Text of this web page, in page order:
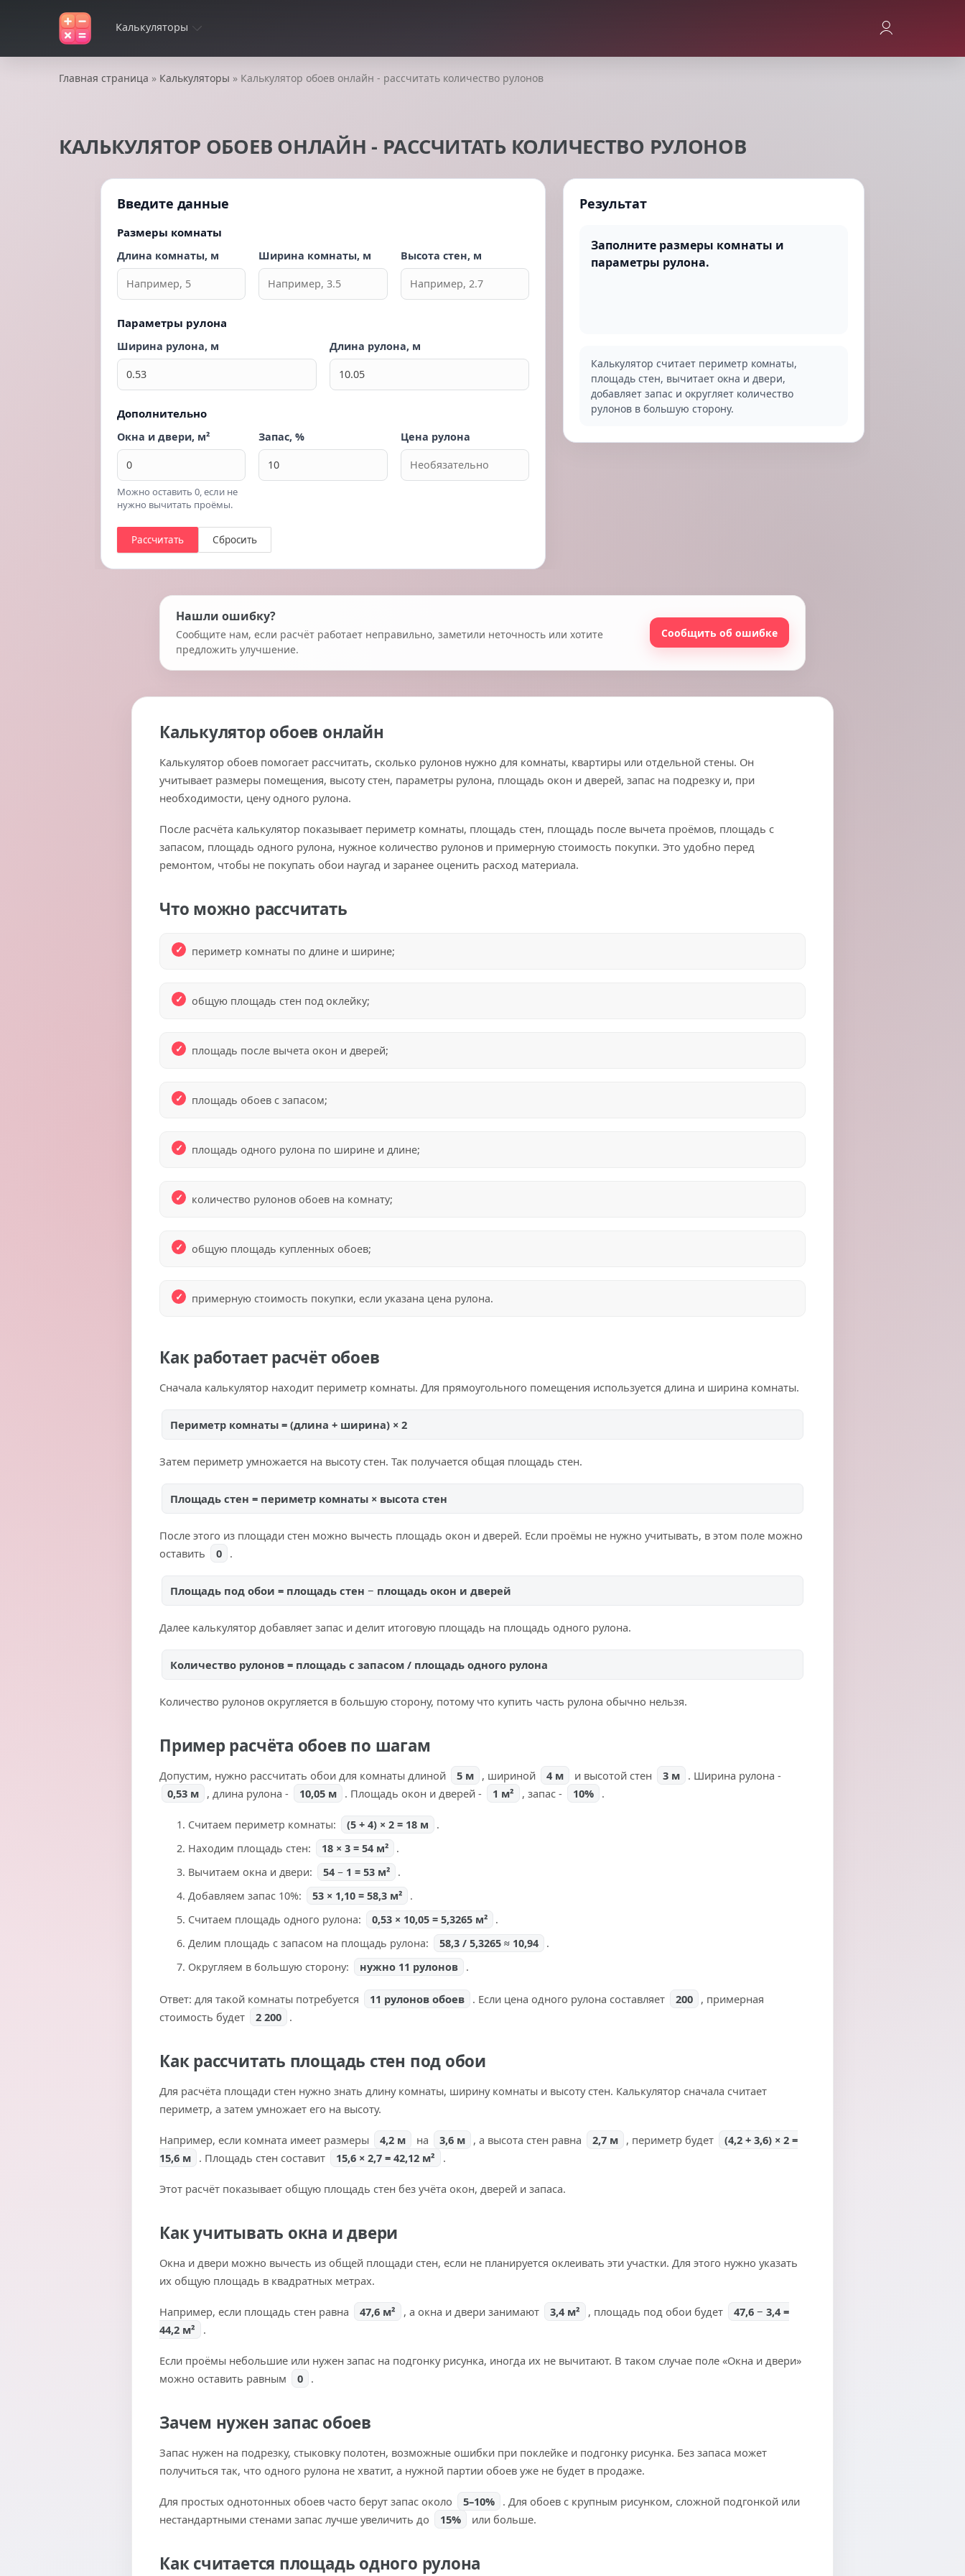
Калькуляторы
Главная страница » Калькуляторы » Калькулятор обоев онлайн - рассчитать количество рулонов
КАЛЬКУЛЯТОР ОБОЕВ ОНЛАЙН - РАССЧИТАТЬ КОЛИЧЕСТВО РУЛОНОВ
Введите данные
Размеры комнаты
Длина комнаты, м Ширина комнаты, м Высота стен, м
Параметры рулона
Ширина рулона, м Длина рулона, м
Дополнительно
Окна и двери, м²
Можно оставить 0, если не
нужно вычитать проёмы.
Запас, % Цена рулона
Рассчитать Сбросить
Результат
Заполните размеры комнаты и
параметры рулона.
Калькулятор считает периметр комнаты,
площадь стен, вычитает окна и двери,
добавляет запас и округляет количество
рулонов в большую сторону.
Нашли ошибку?
Сообщите нам, если расчёт работает неправильно, заметили неточность или хотите
предложить улучшение.
Сообщить об ошибке
Калькулятор обоев онлайн
Калькулятор обоев помогает рассчитать, сколько рулонов нужно для комнаты, квартиры или отдельной стены. Он
учитывает размеры помещения, высоту стен, параметры рулона, площадь окон и дверей, запас на подрезку и, при
необходимости, цену одного рулона.
После расчёта калькулятор показывает периметр комнаты, площадь стен, площадь после вычета проёмов, площадь с
запасом, площадь одного рулона, нужное количество рулонов и примерную стоимость покупки. Это удобно перед
ремонтом, чтобы не покупать обои наугад и заранее оценить расход материала.
Что можно рассчитать
периметр комнаты по длине и ширине;
общую площадь стен под оклейку;
площадь после вычета окон и дверей;
площадь обоев с запасом;
площадь одного рулона по ширине и длине;
количество рулонов обоев на комнату;
общую площадь купленных обоев;
примерную стоимость покупки, если указана цена рулона.
Как работает расчёт обоев
Сначала калькулятор находит периметр комнаты. Для прямоугольного помещения используется длина и ширина комнаты.
Периметр комнаты = (длина + ширина) × 2
Затем периметр умножается на высоту стен. Так получается общая площадь стен.
Площадь стен = периметр комнаты × высота стен
После этого из площади стен можно вычесть площадь окон и дверей. Если проёмы не нужно учитывать, в этом поле можно
оставить
0 .
Площадь под обои = площадь стен − площадь окон и дверей
Далее калькулятор добавляет запас и делит итоговую площадь на площадь одного рулона.
Количество рулонов = площадь с запасом / площадь одного рулона
Количество рулонов округляется в большую сторону, потому что купить часть рулона обычно нельзя.
Пример расчёта обоев по шагам
Допустим, нужно рассчитать обои для комнаты длиной 5 м , шириной 4 м и высотой стен 3 м . Ширина рулона -
0,53 м , длина рулона - 10,05 м . Площадь окон и дверей - 1 м² , запас - 10% .
Считаем периметр комнаты: (5 + 4) × 2 = 18 м
.
Находим площадь стен:
18 × 3 = 54 м²
.
Вычитаем окна и двери:
54 − 1 = 53 м²
.
Добавляем запас 10%:
53 × 1,10 = 58,3 м²
.
Считаем площадь одного рулона:
0,53 × 10,05 = 5,3265 м²
.
Делим площадь с запасом на площадь рулона:
58,3 / 5,3265 ≈ 10,94
.
Округляем в большую сторону:
нужно 11 рулонов .
Ответ: для такой комнаты потребуется 11 рулонов обоев . Если цена одного рулона составляет 200 , примерная
стоимость будет
2 200 .
Как рассчитать площадь стен под обои
Для расчёта площади стен нужно знать длину комнаты, ширину комнаты и высоту стен. Калькулятор сначала считает
периметр, а затем умножает его на высоту.
Например, если комната имеет размеры 4,2 м на 3,6 м , а высота стен равна 2,7 м , периметр будет
(4,2 + 3,6) × 2 =
15,6 м . Площадь стен составит 15,6 × 2,7 = 42,12 м² .
Этот расчёт показывает общую площадь стен без учёта окон, дверей и запаса.
Как учитывать окна и двери
Окна и двери можно вычесть из общей площади стен, если не планируется оклеивать эти участки. Для этого нужно указать
их общую площадь в квадратных метрах.
Например, если площадь стен равна 47,6 м² , а окна и двери занимают 3,4 м² , площадь под обои будет
47,6 − 3,4 =
44,2 м²
.
Если проёмы небольшие или нужен запас на подгонку рисунка, иногда их не вычитают. В таком случае поле «Окна и двери»
можно оставить равным
0 .
Зачем нужен запас обоев
Запас нужен на подрезку, стыковку полотен, возможные ошибки при поклейке и подгонку рисунка. Без запаса может
получиться так, что одного рулона не хватит, а нужной партии обоев уже не будет в продаже.
Для простых однотонных обоев часто берут запас около 5–10% . Для обоев с крупным рисунком, сложной подгонкой или
нестандартными стенами запас лучше увеличить до
15% или больше.
Как считается площадь одного рулона